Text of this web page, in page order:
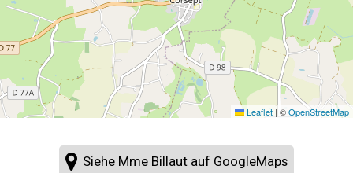
Leaflet | ©OpenStreetMap
Siehe Mme Billaut auf GoogleMaps